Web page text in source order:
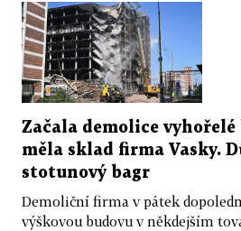
Začala demolice vyhořelé
měla sklad firma Vasky.
stotunový bagr
Demoliční firma v pátek
výškovou budovu v někdejším